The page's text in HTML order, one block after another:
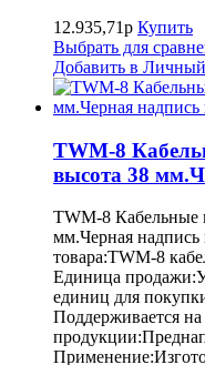
12.935,71р Купить
Выбрать для
Добавить в Личный
TWM-8
высота 38
TWM-8
мм.Черная
товара:TWM-8
Единица
единиц для
Поддерживается